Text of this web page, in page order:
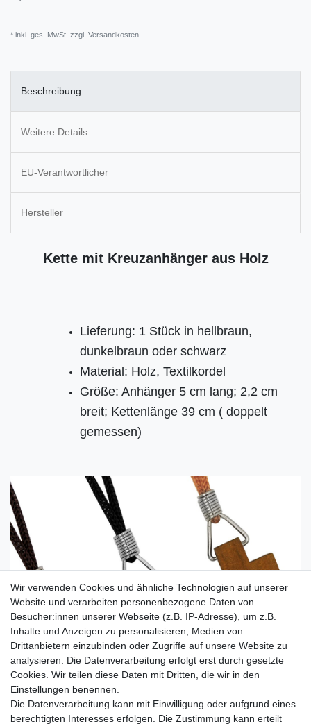
* inkl. ges. MwSt. zzgl. Versandkosten
Beschreibung
Weitere Details
EU-Verantwortlicher
Hersteller
Kette mit Kreuzanhänger aus Holz
Lieferung: 1 Stück in hellbraun,
dunkelbraun oder schwarz
Material: Holz, Textilkordel
Größe: Anhänger 5 cm lang; 2,2 cm
breit; Kettenlänge 39 cm ( doppelt
gemessen)
Wir verwenden Cookies und ähnliche Technologien auf unserer
Website und verarbeiten personenbezogene Daten von
Besucher:innen unserer Webseite (z.B. IP-Adresse), um z.B.
Inhalte und Anzeigen zu personalisieren, Medien von
Drittanbietern einzubinden oder Zugriffe auf unsere Website zu
analysieren. Die Datenverarbeitung erfolgt erst durch gesetzte
Cookies. Wir teilen diese Daten mit Dritten, die wir in den
Einstellungen benennen.
Die Datenverarbeitung kann mit Einwilligung oder aufgrund eines
berechtigten Interesses erfolgen. Die Zustimmung kann erteilt